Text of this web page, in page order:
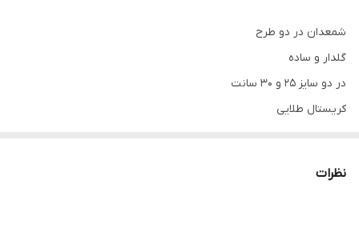
شمعدان در دو طرح
گلدار و ساده
در دو سایز ۲۵ و ۳۰ سانت
کریستال طلایی
نظرات